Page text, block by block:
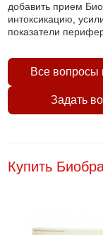
добавить прием
интоксикацию,
показатели
Все вопросы
Задать
Купить